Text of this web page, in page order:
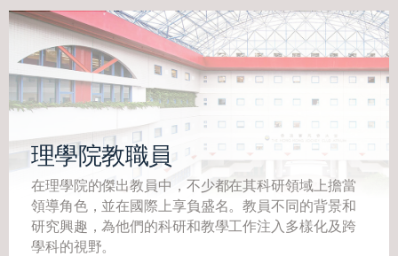
理學院教職員
在理學院的傑出教員中，不少都在其科研領域上擔當
領導角色，並在國際上享負盛名。教員不同的背景和
研究興趣，為他們的科研和教學工作注入多樣化及跨
學科的視野。